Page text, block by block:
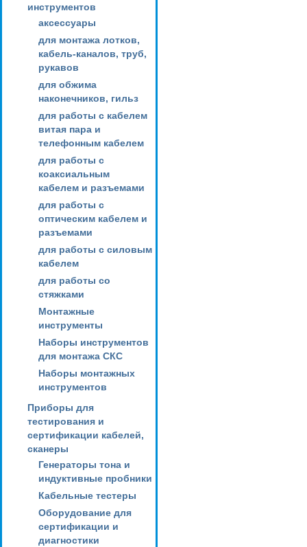
инструментов
аксессуары
для монтажа лотков,
кабель-каналов, труб,
рукавов
для обжима
наконечников, гильз
для работы с кабелем
витая пара и
телефонным кабелем
для работы с
коаксиальным
кабелем и разъемами
для работы с
оптическим кабелем и
разъемами
для работы с силовым
кабелем
для работы со
стяжками
Монтажные
инструменты
Наборы инструментов
для монтажа СКС
Наборы монтажных
инструментов
Приборы для
тестирования и
сертификации кабелей,
сканеры
Генераторы тона и
индуктивные пробники
Кабельные тестеры
Оборудование для
сертификации и
диагностики